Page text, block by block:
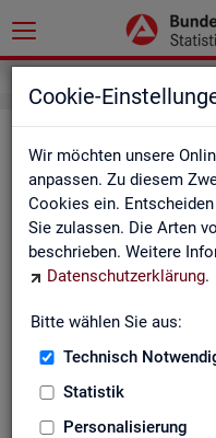
Cookie-
Wir möchten unsere
anpassen. Zu diesem
Cookies ein.
Sie zulassen. Die Arten
beschrieben. Weitere
Datenschutzerklärung.
Bitte wählen Sie aus:
Technisch
Statistik
Personalisierung
rungs­pflich­tig
Wohn- und
land, Län­der,
Die Ta­bel­len er­schei­nen
über Be­stand,
Be­trie­be /